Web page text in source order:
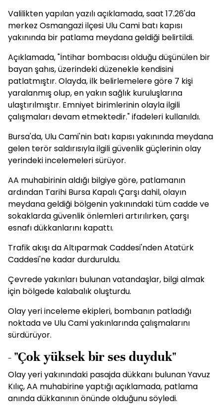
Valilikten yapılan yazılı açıklamada, saat 17.26'da
merkez Osmangazi ilçesi Ulu Cami batı kapısı
yakınında bir patlama meydana geldiği belirtildi.
Açıklamada, "İntihar bombacısı olduğu düşünülen bir
bayan şahıs, üzerindeki düzenekle kendisini
patlatmıştır. Olayda, ilk belirlemelere göre 7 kişi
yaralanmış olup, en yakın sağlık kuruluşlarına
ulaştırılmıştır. Emniyet birimlerinin olayla ilgili
çalışmaları devam etmektedir." ifadeleri kullanıldı.
Bursa'da, Ulu Cami'nin batı kapısı yakınında meydana
gelen terör saldırısıyla ilgili güvenlik güçlerinin olay
yerindeki incelemeleri sürüyor.
AA muhabirinin aldığı bilgiye göre, patlamanın
ardından Tarihi Bursa Kapalı Çarşı dahil, olayın
meydana geldiği bölgenin yakınındaki tüm cadde ve
sokaklarda güvenlik önlemleri artırılırken, çarşı
esnafı dükkanlarını kapattı.
Trafik akışı da Altıparmak Caddesi'nden Atatürk
Caddesi'ne kadar durduruldu.
Çevrede yakınları bulunan vatandaşlar, bilgi almak
için bölgede kalabalık oluşturdu.
Olay yeri inceleme ekipleri, bombanın patladığı
noktada ve Ulu Cami yakınlarında çalışmalarını
sürdürüyor.
- "Çok yüksek bir ses duyduk"
Olay yeri yakınındaki pasajda dükkanı bulunan Yavuz
Kılıç, AA muhabirine yaptığı açıklamada, patlama
anında dükkanının önünde olduğunu söyledi.